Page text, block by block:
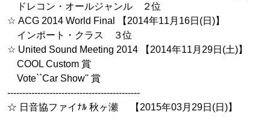
ドレコン・オールジャンル ２位
☆ ACG 2014 World Final 【2014年11月16日(日)】
インポート・クラス ３位
☆ United Sound Meeting 2014 【2014年11月29日(土)】
COOL Custom 賞
Vote``Car Show'' 賞
--------------------------------------------
☆ 日音協ファイﾅﾙ 秋ヶ瀬 【2015年03月29日(日)】